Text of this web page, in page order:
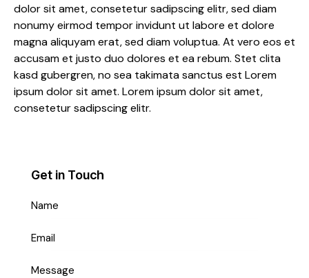
dolor sit amet, consetetur sadipscing elitr, sed diam
nonumy eirmod tempor invidunt ut labore et dolore
magna aliquyam erat, sed diam voluptua. At vero eos et
accusam et justo duo dolores et ea rebum. Stet clita
kasd gubergren, no sea takimata sanctus est Lorem
ipsum dolor sit amet. Lorem ipsum dolor sit amet,
consetetur sadipscing elitr.
Get in Touch